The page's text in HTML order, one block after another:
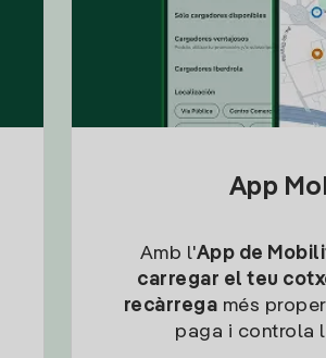
App
Amb l'App de
carregar el teu
recàrrega més
paga i controla